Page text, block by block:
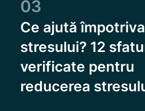
03
Ce ajută împotriva
stresului? 12
verificate pentru
reducerea